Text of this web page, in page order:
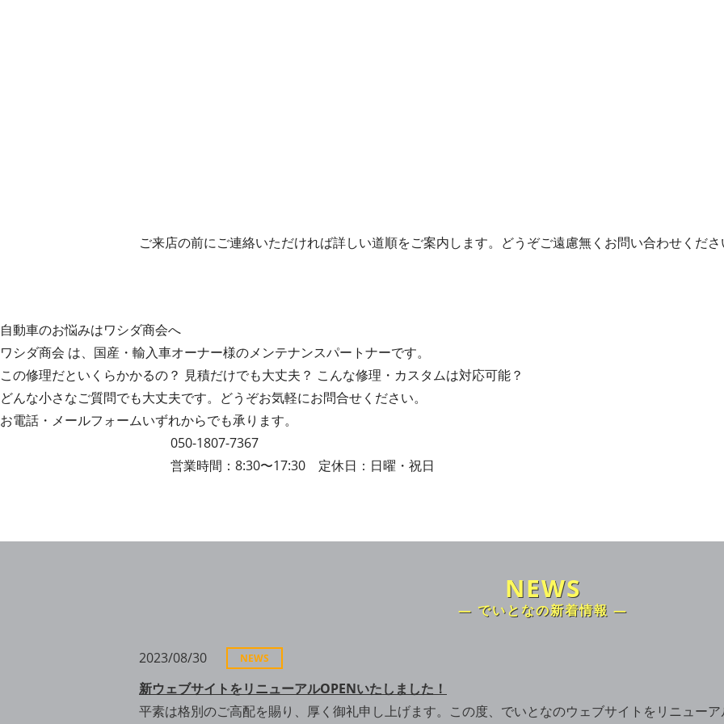
ご来店の前にご連絡いただければ詳しい道順をご案内します。どうぞご遠慮無くお問い合わせくだ
自動車のお悩みはワシダ商会へ
ワシダ商会 は、国産・輸入車オーナー様のメンテナンスパートナーです。
この修理だといくらかかるの？ 見積だけでも大丈夫？ こんな修理・カスタムは対応可能？
どんな小さなご質問でも大丈夫です。どうぞお気軽にお問合せください。
お電話・メールフォームいずれからでも承ります。
050-1807-7367
営業時間：8:30〜17:30 定休日：日曜・祝日
NEWS
― でいとなの新着情報 ―
2023/08/30 NEWS
新ウェブサイトをリニューアルOPENいたしました！
平素は格別のご高配を賜り、厚く御礼申し上げます。この度、でいとなのウェブサイトをリニュー